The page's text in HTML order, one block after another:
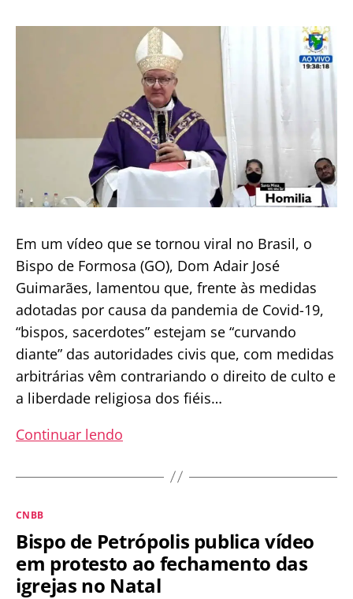
denúncia.
publicação
Em um vídeo que se tornou viral no Brasil, o
Bispo de Formosa (GO), Dom Adair José
Guimarães, lamentou que, frente às medidas
adotadas por causa da pandemia de Covid-19,
“bispos, sacerdotes” estejam se “curvando
diante” das autoridades civis que, com medidas
arbitrárias vêm contrariando o direito de culto e
a liberdade religiosa dos fiéis…
Continuar lendo
Formosa
submissão
da
Igreja
Categorias
CNBB
Bispo de Petrópolis publica vídeo
em protesto ao fechamento das
igrejas no Natal